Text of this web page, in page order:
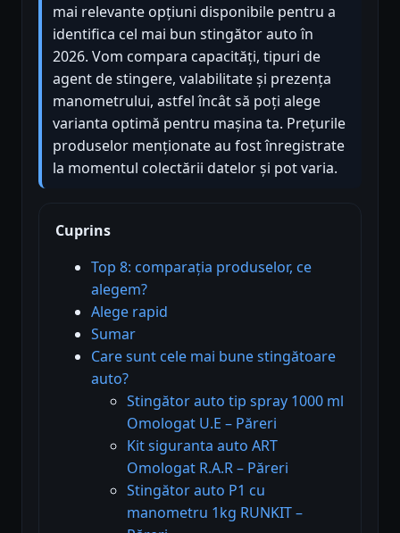
mai relevante opțiuni disponibile pentru a
identifica cel mai bun stingător auto în
2026. Vom compara capacități, tipuri de
agent de stingere, valabilitate și prezența
manometrului, astfel încât să poți alege
varianta optimă pentru mașina ta. Prețurile
produselor menționate au fost înregistrate
la momentul colectării datelor și pot varia.
Cuprins
Top 8: comparația produselor, ce
alegem?
Alege rapid
Sumar
Care sunt cele mai bune stingătoare
auto?
Stingător auto tip spray 1000 ml
Omologat U.E – Păreri
Kit siguranta auto ART
Omologat R.A.R – Păreri
Stingător auto P1 cu
manometru 1kg RUNKIT –